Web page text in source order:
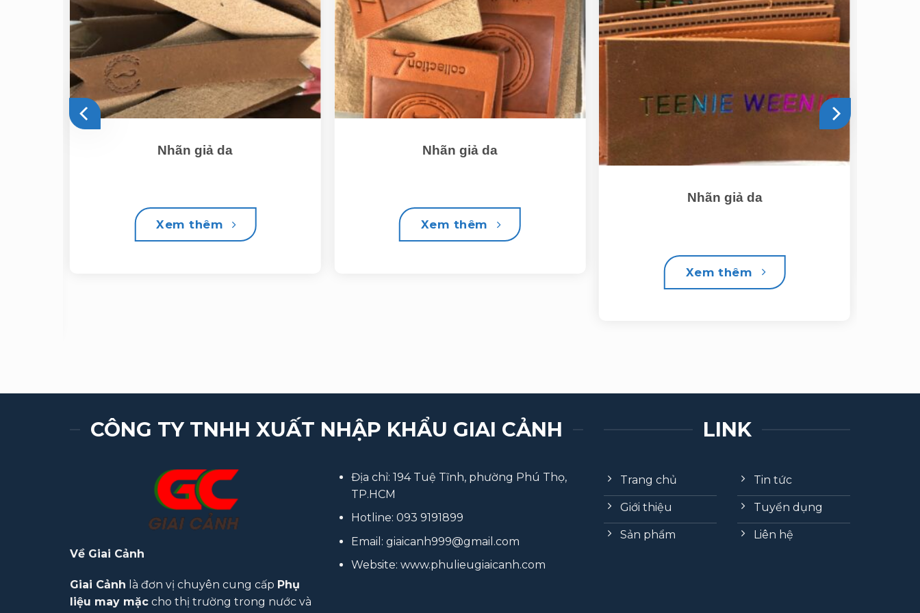
Nhãn giả da
Xem thêm
Nhãn giả da
Xem thêm
Nhãn giả da
Xem thêm
CÔNG TY TNHH XUẤT NHẬP KHẨU GIAI CẢNH
Về Giai Cảnh
Giai Cảnh là đơn vị chuyên cung cấp Phụ
liệu may mặc cho thị trường trong nước và
Địa chỉ: 194 Tuệ Tĩnh, phường Phú Thọ,
TP.HCM
Hotline: 093 9191899
Email: giaicanh999@gmail.com
Website: www.phulieugiaicanh.com
LINK
Trang chủ
Giới thiệu
Sản phẩm
Tin tức
Tuyển dụng
Liên hệ